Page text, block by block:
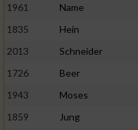
1961
Name
1835
Hein
2013
Schneider
1726
Beer
1943
Moses
1859
Jung
auf einem Endgerät
von Werbeanzeigen
Werbung